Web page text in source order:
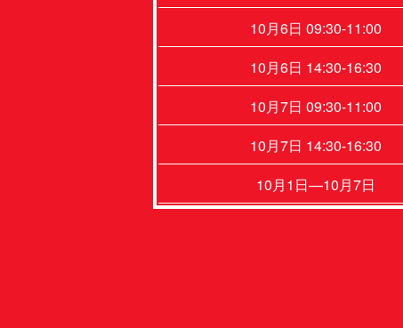
10月6日 09:30-11:00
10月6日 14:30-16:30
10月7日 09:30-11:00
10月7日 14:30-16:30
10月1日—10月7日